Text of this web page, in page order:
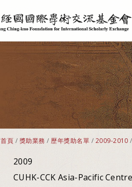
首頁 / 獎助業務 / 歷年獎助名單 / 2009-2010 /
2009
CUHK-CCK Asia-Pacific